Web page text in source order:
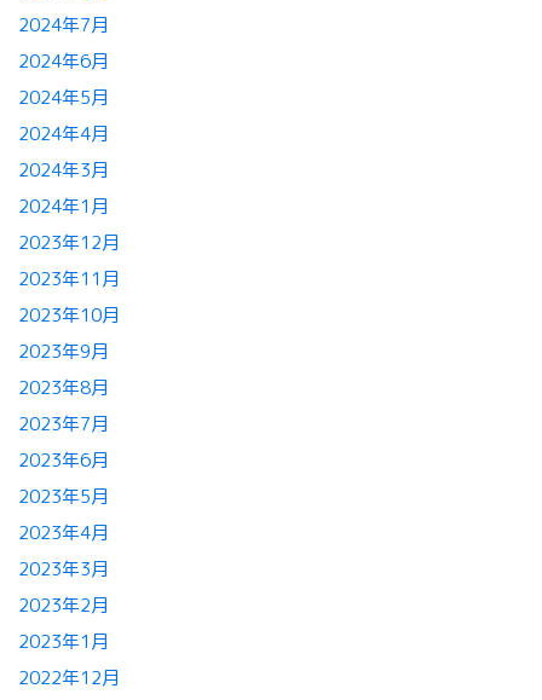
2024年7月
2024年6月
2024年5月
2024年4月
2024年3月
2024年1月
2023年12月
2023年11月
2023年10月
2023年9月
2023年8月
2023年7月
2023年6月
2023年5月
2023年4月
2023年3月
2023年2月
2023年1月
2022年12月